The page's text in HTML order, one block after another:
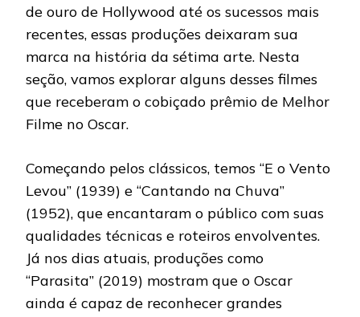
de ouro de Hollywood até os sucessos mais
recentes, essas produções deixaram sua
marca na história da sétima arte. Nesta
seção, vamos explorar alguns desses filmes
que receberam o cobiçado prêmio de Melhor
Filme no Oscar.
Começando pelos clássicos, temos “E o Vento
Levou” (1939) e “Cantando na Chuva”
(1952), que encantaram o público com suas
qualidades técnicas e roteiros envolventes.
Já nos dias atuais, produções como
“Parasita” (2019) mostram que o Oscar
ainda é capaz de reconhecer grandes